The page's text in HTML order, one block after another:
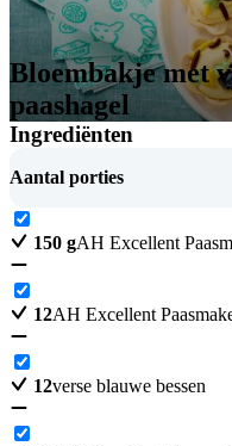
Bloembakje met
paashagel
Ingrediënten
Aantal porties
150 gAH Excellent
12AH Excellent
12verse blauwe bessen